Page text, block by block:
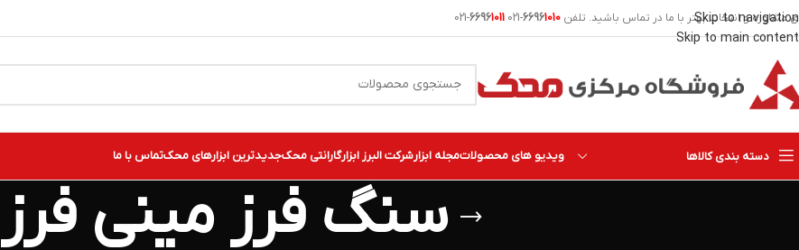
Skip to navigation
Skip to main content
مشاوره و انتخاب بهتر با ما در تماس باشید. تلفن 66961010
-021
66961011
-021
دسته بندی کالاها ویدیو های محصولاتمجله ابزارشرکت البرز ابزارگارانتی محکجدیدترین ابزارهای محکتماس با ما
سنگ فرز مینی فرز